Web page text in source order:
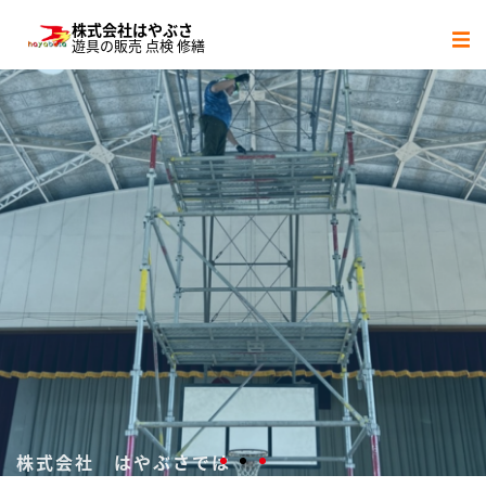
株式会社はやぶさ
遊具の販売 点検 修繕
サービス内容
社会貢献活動
会社概要
株式会社 はやぶさでは